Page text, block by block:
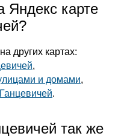
Яндекс карте
других картах:
,
и домами,
.
так же